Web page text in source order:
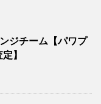
ジチーム【パワプ
】